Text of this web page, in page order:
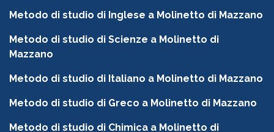
Metodo di studio di Inglese a Molinetto di Mazzano
Metodo di studio di Scienze a Molinetto di
Mazzano
Metodo di studio di Italiano a Molinetto di Mazzano
Metodo di studio di Greco a Molinetto di Mazzano
Metodo di studio di Chimica a Molinetto di